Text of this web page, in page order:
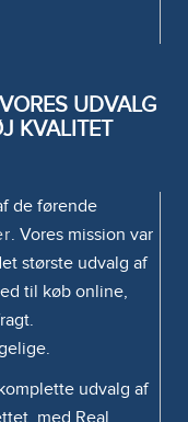
UDVALG
KVALITET
de førende
. Vores mission var
største udvalg af
til køb online,
udvalg af
med Real